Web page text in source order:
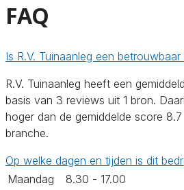
FAQ
Is R.V. Tuinaanleg een betrouwbaar
R.V. Tuinaanleg heeft een
basis van 3 reviews uit 1 bron.
hoger dan de gemiddelde score
branche.
Op welke dagen en tijden is dit
Maandag
8.30 - 17.00